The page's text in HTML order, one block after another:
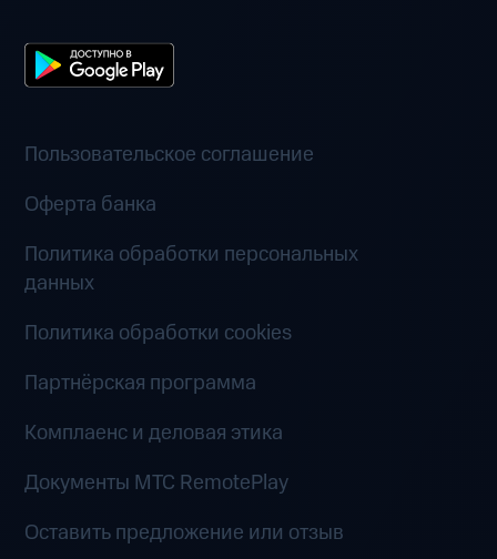
Пользовательское соглашение
Оферта банка
Политика обработки персональных
данных
Политика обработки cookies
Партнёрская программа
Комплаенс и деловая этика
Документы MTC RemotePlay
Оставить предложение или отзыв